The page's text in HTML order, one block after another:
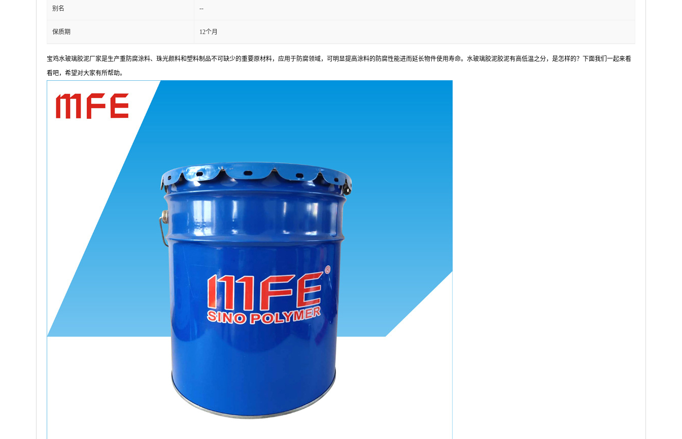
别名 --
保质期 12个月
宝鸡水玻璃胶泥厂家是生产重防腐涂料、珠光颜料和塑料制品不可缺少的重要原材料，应用于防腐领域，可明显提高涂料的防腐性能进而延长物件使用寿命。水玻璃胶泥胶泥有高低温之分，是怎样的？下面我们一起来看
看吧，希望对大家有所帮助。